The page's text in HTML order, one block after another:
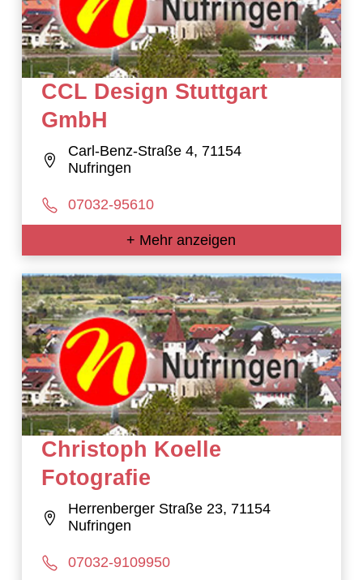
CCL Design Stuttgart
GmbH
Carl-Benz-Straße 4, 71154
Nufringen
07032-95610
+ Mehr anzeigen
Christoph Koelle
Fotografie
Herrenberger Straße 23, 71154
Nufringen
07032-9109950